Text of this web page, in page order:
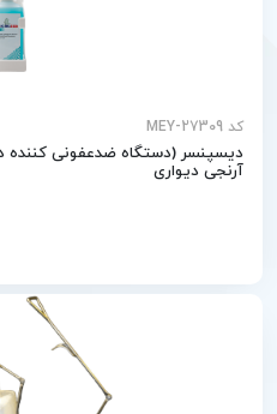
کد MEY-27309
دیسپنسر (دستگاه ضدعفونی
آرنجی دیواری